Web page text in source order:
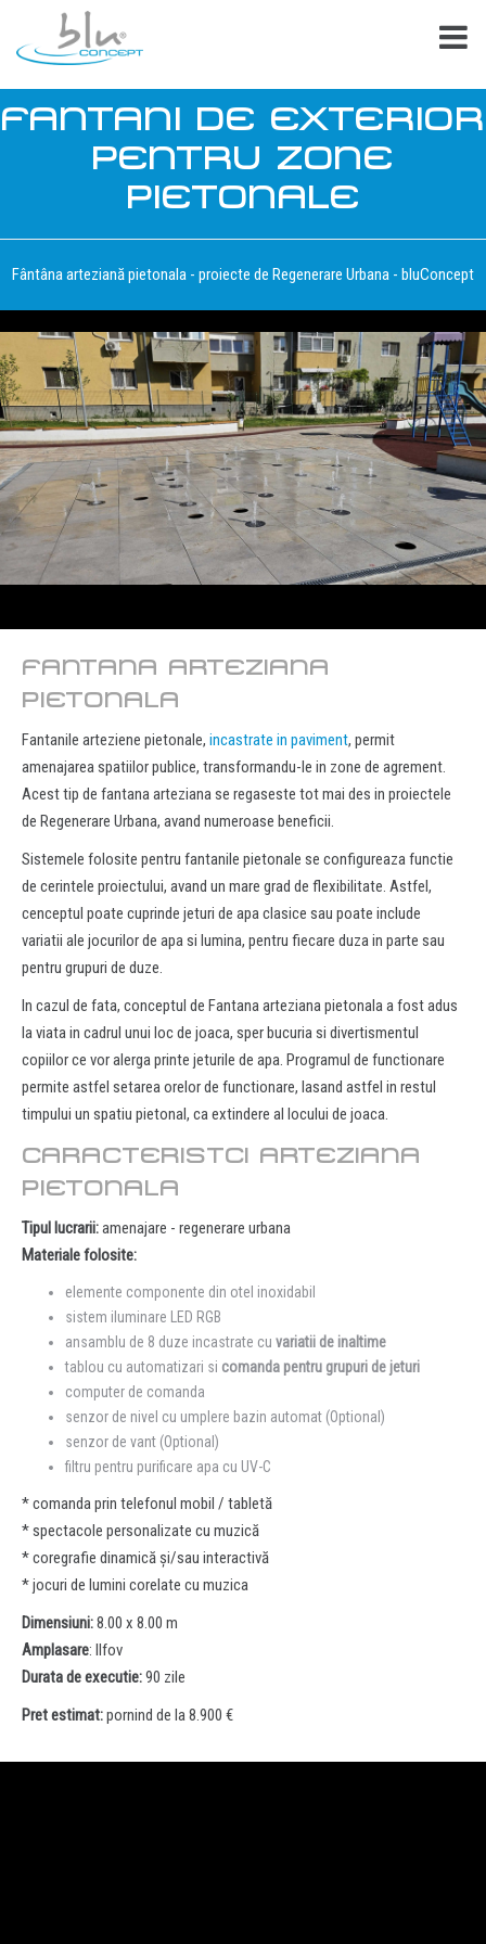
FANTANI DE EXTERIOR
PENTRU ZONE
PIETONALE
Fântâna arteziană pietonala - proiecte de Regenerare Urbana - bluConcept
FANTANA ARTEZIANA
PIETONALA
Fantanile arteziene pietonale, incastrate in paviment, permit
amenajarea spatiilor publice, transformandu-le in zone de agrement.
Acest tip de fantana arteziana se regaseste tot mai des in proiectele
de Regenerare Urbana, avand numeroase beneficii.
Sistemele folosite pentru fantanile pietonale se configureaza functie
de cerintele proiectului, avand un mare grad de flexibilitate. Astfel,
cenceptul poate cuprinde jeturi de apa clasice sau poate include
variatii ale jocurilor de apa si lumina, pentru fiecare duza in parte sau
pentru grupuri de duze.
In cazul de fata, conceptul de Fantana arteziana pietonala a fost adus
la viata in cadrul unui loc de joaca, sper bucuria si divertismentul
copiilor ce vor alerga printe jeturile de apa. Programul de functionare
permite astfel setarea orelor de functionare, lasand astfel in restul
timpului un spatiu pietonal, ca extindere al locului de joaca.
CARACTERISTCI ARTEZIANA
PIETONALA
Tipul lucrarii:amenajare - regenerare urbana
Materiale folosite:
elemente componente din otel inoxidabil
sistem iluminare LED RGB
ansamblu de 8 duze incastrate cu variatii de inaltime
tablou cu automatizari si comanda pentru grupuri de jeturi
computer de comanda
senzor de nivel cu umplere bazin automat (Optional)
senzor de vant (Optional)
filtru pentru purificare apa cu UV-C
* comanda prin telefonul mobil / tabletă
* spectacole personalizate cu muzică
* coregrafie dinamică și/sau interactivă
* jocuri de lumini corelate cu muzica
Dimensiuni:8.00 x 8.00 m
Amplasare: Ilfov
Durata de executie:90 zile
Pret estimat:pornind de la 8.900 €